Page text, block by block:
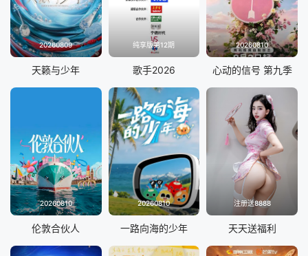
20260809
天籁与少年
纯享版第12期
歌手2026
20260810
心动的信号 第九季
20260810
伦敦合伙人
20260810
一路向海的少年
注册送8888
天天送福利